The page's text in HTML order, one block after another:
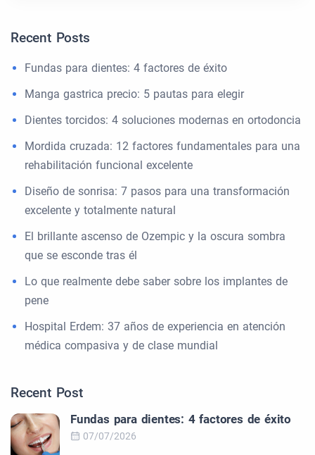
Recent Posts
Fundas para dientes: 4 factores de éxito
Manga gastrica precio: 5 pautas para elegir
Dientes torcidos: 4 soluciones modernas en ortodoncia
Mordida cruzada: 12 factores fundamentales para una
rehabilitación funcional excelente
Diseño de sonrisa: 7 pasos para una transformación
excelente y totalmente natural
El brillante ascenso de Ozempic y la oscura sombra
que se esconde tras él
Lo que realmente debe saber sobre los implantes de
pene
Hospital Erdem: 37 años de experiencia en atención
médica compasiva y de clase mundial
Recent Post
Fundas para dientes: 4 factores de éxito
07/07/2026